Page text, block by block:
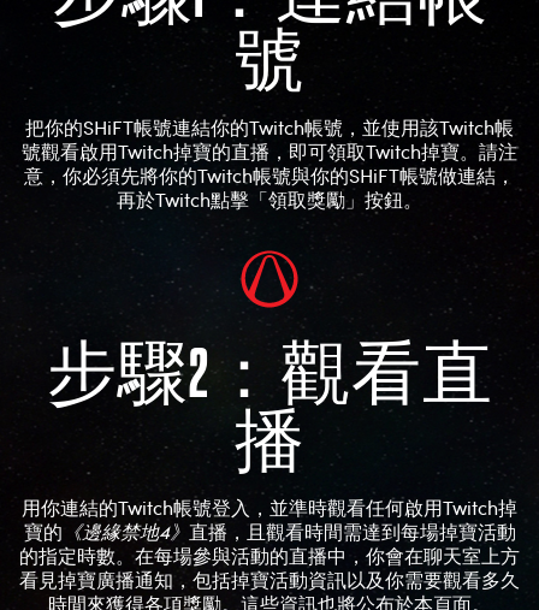
號
把你的SHiFT帳號連結你的Twitch帳號，並使用該Twitch帳
號觀看啟用Twitch掉寶的直播，即可領取Twitch掉寶。請注
意，你必須先將你的Twitch帳號與你的SHiFT帳號做連結，
再於Twitch點擊「領取獎勵」按鈕。
步驟2：觀看直
播
用你連結的Twitch帳號登入，並準時觀看任何啟用Twitch掉
寶的 《邊緣禁地4》 直播，且觀看時間需達到每場掉寶活動
的指定時數。在每場參與活動的直播中，你會在聊天室上方
看見掉寶廣播通知，包括掉寶活動資訊以及你需要觀看多久
時間來獲得各項獎勵。這些資訊也將公布於本頁面。